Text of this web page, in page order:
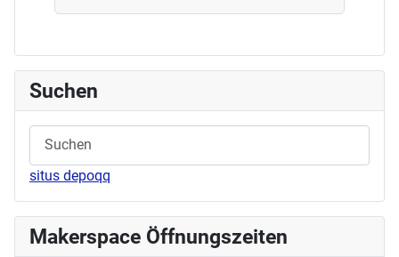
Suchen
situs depoqq
Makerspace Öffnungszeiten